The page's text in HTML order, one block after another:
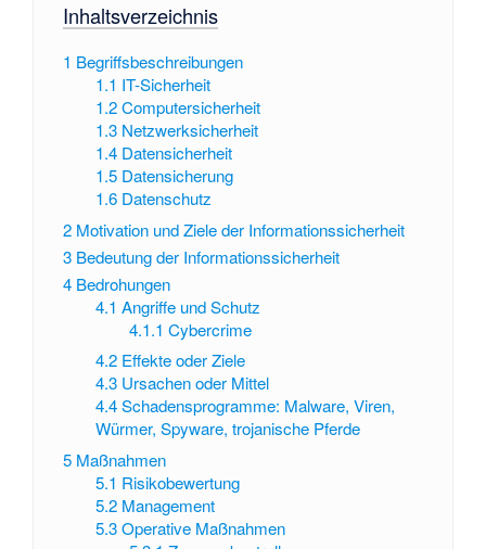
Inhaltsverzeichnis
1 Begriffsbeschreibungen
1.1 IT-Sicherheit
1.2 Computersicherheit
1.3 Netzwerksicherheit
1.4 Datensicherheit
1.5 Datensicherung
1.6 Datenschutz
2 Motivation und Ziele der Informationssicherheit
3 Bedeutung der Informationssicherheit
4 Bedrohungen
4.1 Angriffe und Schutz
4.1.1 Cybercrime
4.2 Effekte oder Ziele
4.3 Ursachen oder Mittel
4.4 Schadensprogramme: Malware, Viren,
Würmer, Spyware, trojanische Pferde
5 Maßnahmen
5.1 Risikobewertung
5.2 Management
5.3 Operative Maßnahmen